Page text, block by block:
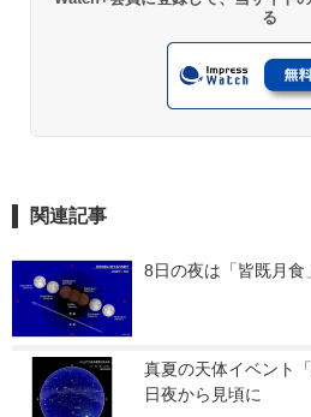
る
関連記事
8日の夜は「皆既月
真夏の天体イベント
日夜から見頃に